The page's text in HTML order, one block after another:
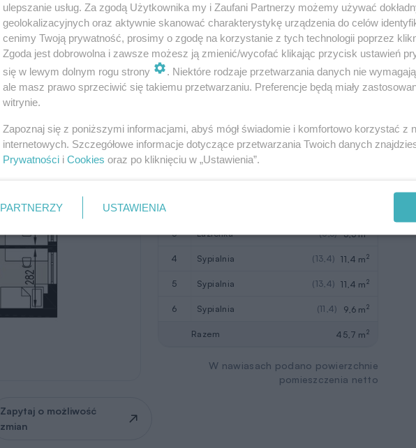
Zapytaj o możliwość
zmian
W nawiasach podano powierzchnie
pomieszczenia netto
Zapytaj o możliwość
zmian
Pomieszczenie
3 łazienka (6,3) 5,5 m
4 sypialnia (13,4) 11,4 m2
5 sypialnia (13,4) 11,4 m2
6 sypialnia (11,4) 9,6 m2
Razem 45,7 m2
W nawiasach podano powierzchnie
pomieszczenia netto
ulepszanie usług. Za zgodą Użytkownika my i Zaufani Partnerzy możemy używać
geolokalizacyjnych oraz aktywnie skanować charakterystykę urządzenia do celów
cenimy Twoją prywatność, prosimy o zgodę na korzystanie z tych technologii poprzez
Zgoda jest dobrowolna i zawsze możesz ją zmienić/wycofać klikając przycisk ustawień
się w lewym dolnym rogu strony
. Niektóre rodzaje przetwarzania danych nie
ale masz prawo sprzeciwić się takiemu przetwarzaniu. Preferencje będą miały
witrynie.
Zapoznaj się z poniższymi informacjami, abyś mógł świadomie i komfortowo korzystać z
internetowych. Szczegółowe informacje dotyczące przetwarzania Twoich danych
Prywatności i Cookies oraz po kliknięciu w „Ustawienia”.
PARTNERZY USTAWIENIA